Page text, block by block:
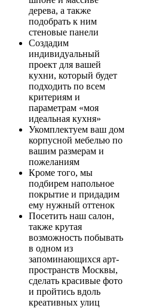
дерева, а также
подобрать к ним
стеновые панели
Создадим
индивидуальный
проект для вашей
кухни, который будет
подходить по всем
критериям и
параметрам «моя
идеальная кухня»
Укомплектуем ваш дом
корпусной мебелью по
вашим размерам и
пожеланиям
Кроме того, мы
подбирем напольное
покрытие и придадим
ему нужный оттенок
Посетить наш салон,
также крутая
возможность побывать
в одном из
запоминающихся арт-
пространств Москвы,
сделать красивые фото
и пройтись вдоль
креативных улиц